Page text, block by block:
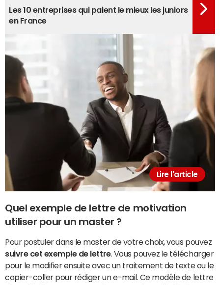
Lire l'article
Les 10 entreprises qui paient le mieux les juniors
en France
Quel exemple de lettre de motivation
utiliser pour un master ?
Pour postuler dans le master de votre choix, vous pouvez
suivre cet exemple de lettre. Vous pouvez le télécharger
pour le modifier ensuite avec un traitement de texte ou le
copier-coller pour rédiger un e-mail. Ce modèle de lettre